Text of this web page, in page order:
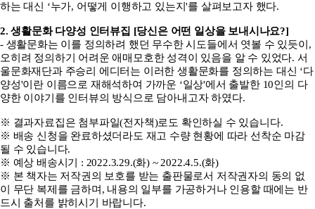
하는 대신 ‘누가, 어떻게 이행하고 있는지'를 살펴보고자 했다.
2. 생활문화 다양성 인터뷰집 [당신은 어떤 일상을 보내시나요?]
- 생활문화는 이를 정의하려 했던 무수한 시도들에서 엿볼 수 있듯이,
오히려 정의하기 어려운 애매모호한 성격이 있음을 알 수 있었다. 서
울문화재단과 주승리 에디터는 이러한 생활문화를 정의하는 대신 ‘다
양성'이란 이름으로 재해석하여 가까운 ‘일상'에서 출발한 10인의 다
양한 이야기를 인터뷰의 방식으로 담아내고자 하였다.
※ 결과자료집은 첨부파일(전자책)로도 확인하실 수 있습니다.
※ 배송 신청을 완료하셨더라도 재고 수량 현황에 따라 선착순 마감
될 수 있습니다.
※ 예상 배송시기 : 2022.3.29.(화) ~ 2022.4.5.(화)
※ 본 책자는 저작권의 보호를 받는 출판물로서 저작권자의 동의 없
이 무단 복제를 금하며, 내용의 일부를 가공하거나 인용할 때에는 반
드시 출처를 밝히시기 바랍니다.